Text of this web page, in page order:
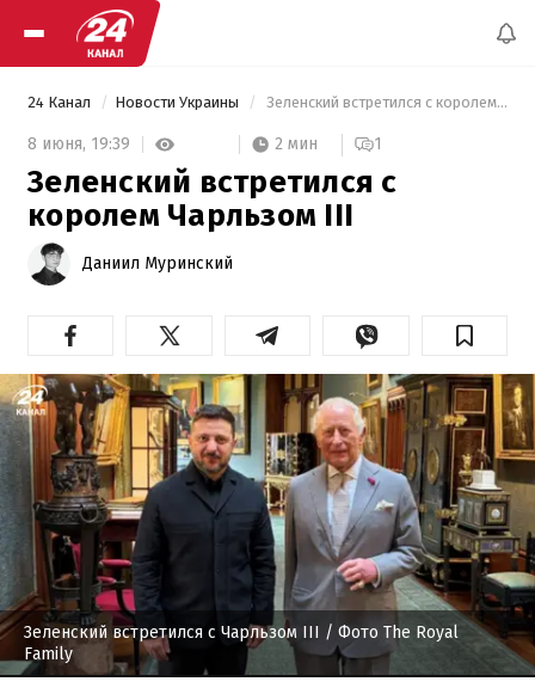
24 Канал Новости Украины Зеленский встретился с королем Чарльзом III
8 июня, 19:39 2 мин 1
Зеленский встретился с
королем Чарльзом III
Даниил Муринский
Зеленский встретился с Чарльзом III / Фото The Royal
Family